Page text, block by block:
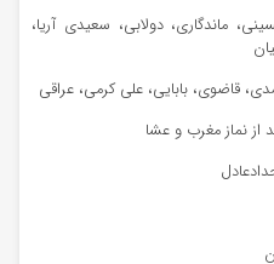
ماندگاری، دولابی، سعیدی آریا،
قاضوی، بابایی، علی کرمی، عراقی